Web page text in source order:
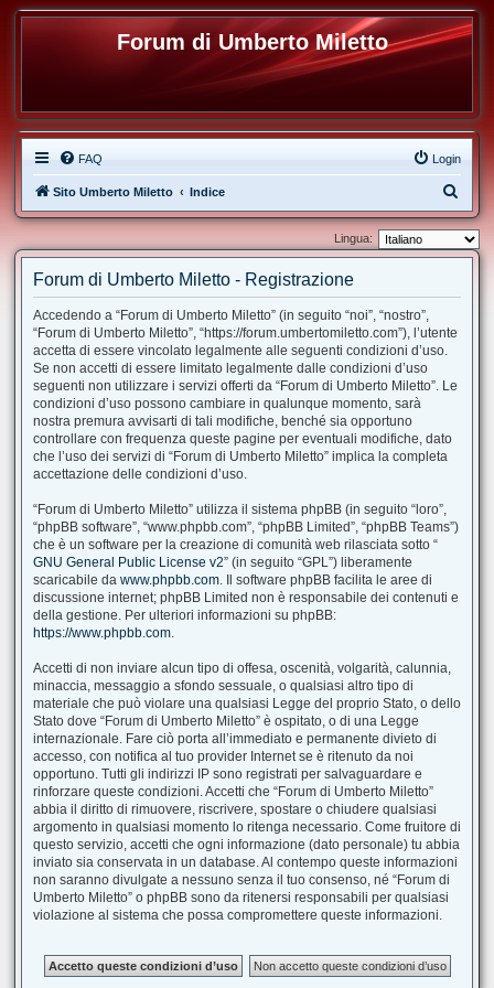
Forum di Umberto Miletto
FAQ Login
Sito Umberto Miletto Indice
e
a
Lingua:
Forum di Umberto Miletto - Registrazione
Accedendo a “Forum di Umberto Miletto” (in seguito “noi”, “nostro”,
“Forum di Umberto Miletto”, “https://forum.umbertomiletto.com”), l’utente
accetta di essere vincolato legalmente alle seguenti condizioni d’uso.
Se non accetti di essere limitato legalmente dalle condizioni d’uso
seguenti non utilizzare i servizi offerti da “Forum di Umberto Miletto”. Le
condizioni d’uso possono cambiare in qualunque momento, sarà
nostra premura avvisarti di tali modifiche, benché sia opportuno
controllare con frequenza queste pagine per eventuali modifiche, dato
che l’uso dei servizi di “Forum di Umberto Miletto” implica la completa
accettazione delle condizioni d’uso.
“Forum di Umberto Miletto” utilizza il sistema phpBB (in seguito “loro”,
“phpBB software”, “www.phpbb.com”, “phpBB Limited”, “phpBB Teams”)
che è un software per la creazione di comunità web rilasciata sotto “
GNU General Public License v2” (in seguito “GPL”) liberamente
scaricabile da www.phpbb.com. Il software phpBB facilita le aree di
discussione internet; phpBB Limited non è responsabile dei contenuti e
della gestione. Per ulteriori informazioni su phpBB:
https://www.phpbb.com.
Accetti di non inviare alcun tipo di offesa, oscenità, volgarità, calunnia,
minaccia, messaggio a sfondo sessuale, o qualsiasi altro tipo di
materiale che può violare una qualsiasi Legge del proprio Stato, o dello
Stato dove “Forum di Umberto Miletto” è ospitato, o di una Legge
internazionale. Fare ciò porta all’immediato e permanente divieto di
accesso, con notifica al tuo provider Internet se è ritenuto da noi
opportuno. Tutti gli indirizzi IP sono registrati per salvaguardare e
rinforzare queste condizioni. Accetti che “Forum di Umberto Miletto”
abbia il diritto di rimuovere, riscrivere, spostare o chiudere qualsiasi
argomento in qualsiasi momento lo ritenga necessario. Come fruitore di
questo servizio, accetti che ogni informazione (dato personale) tu abbia
inviato sia conservata in un database. Al contempo queste informazioni
non saranno divulgate a nessuno senza il tuo consenso, né “Forum di
Umberto Miletto” o phpBB sono da ritenersi responsabili per qualsiasi
violazione al sistema che possa compromettere queste informazioni.